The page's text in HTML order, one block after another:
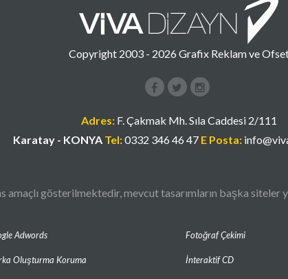
Copyright 2003 - 2026 Grafix Reklam ve
FacebookInstagramGoogle+
Adres:F. Çakmak Mh. Sıla Caddesi 2/111
Karatay - KONYA Tel:0332 346 46 47 E Posta:
gösterilmektedir, mevcut tasarımların başka siteler
Adwords
Oluşturma Koruma
Fotoğraf Çekimi
İnteraktif CD